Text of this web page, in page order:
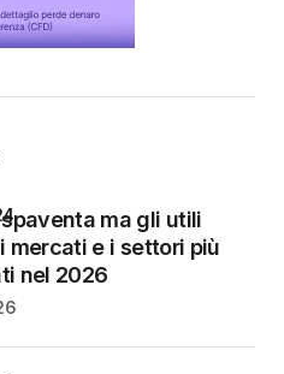
spaventa ma gli utili
mercati e i settori più
nel 2026